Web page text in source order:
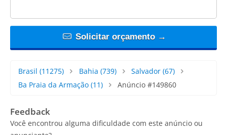
Solicitar orçamento →
Brasil (11275) Bahia (739) Salvador (67)
Ba Praia da Armação (11) Anúncio #149860
Feedback
Você encontrou alguma dificuldade com este anúncio ou